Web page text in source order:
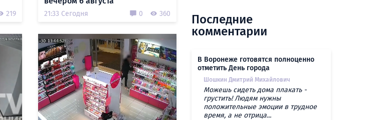
219 21:33 Сегодня 0 360
Последние
комментарии
В Воронеже готовятся полноценно
отметить День города
Шошкин Дмитрий Михайлович
Можешь сидеть дома плакать -
грустить! Людям нужны
положительные эмоции в трудное
время, а не отрица...